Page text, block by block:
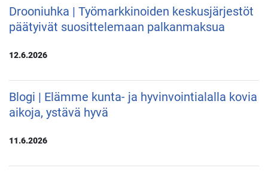
Drooniuhka | Työmarkkinoiden keskusjärjestöt
päätyivät suosittelemaan palkanmaksua
12.6.2026
Blogi | Elämme kunta- ja hyvinvointialalla kovia
aikoja, ystävä hyvä
11.6.2026